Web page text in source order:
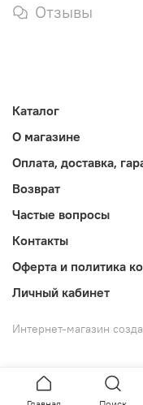
Отзывы
Каталог
О магазине
Оплата, доставка,
Возврат
Частые вопросы
Контакты
Оферта и политика
Личный кабинет
Интернет-магазин